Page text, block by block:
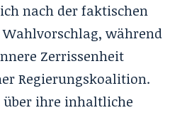
nach der faktischen
während
Zerrissenheit
Regierungskoalition.
ihre inhaltliche